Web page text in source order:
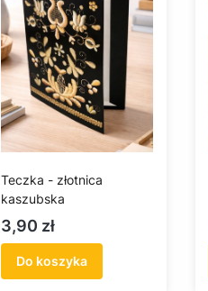
Teczka - złotnica
kaszubska
Cena
3,90 zł
Do koszyka